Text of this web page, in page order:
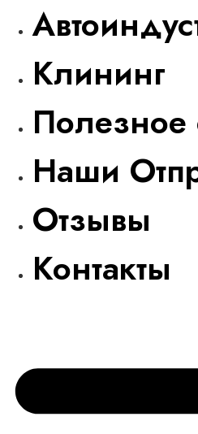
Клининг
Полезное
Наши
Отзывы
Контакты